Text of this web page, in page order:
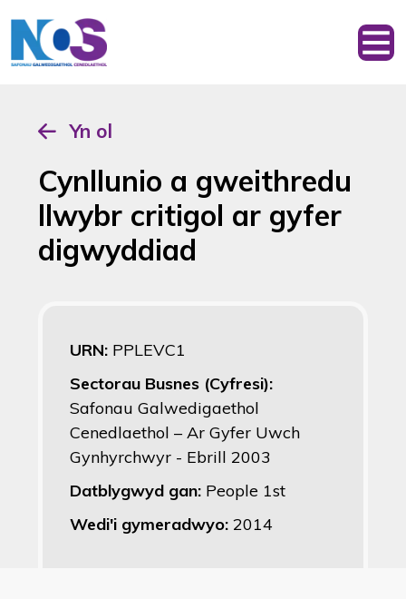
Yn ol
Cynllunio a gweithredu
llwybr critigol ar gyfer
digwyddiad
URN: PPLEVC1
Sectorau Busnes (Cyfresi):
Safonau Galwedigaethol
Cenedlaethol – Ar Gyfer Uwch
Gynhyrchwyr - Ebrill 2003
Datblygwyd gan: People 1st
Wedi'i gymeradwyo: 2014